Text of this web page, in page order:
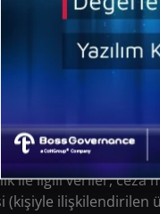
vb.)
sitesi şifre ve
Sahibiyle
hâlinde,
kayıtlar
mülakat notları,
ve idari
Sahibiyle
ile ilgili veriler,
(kişiyle